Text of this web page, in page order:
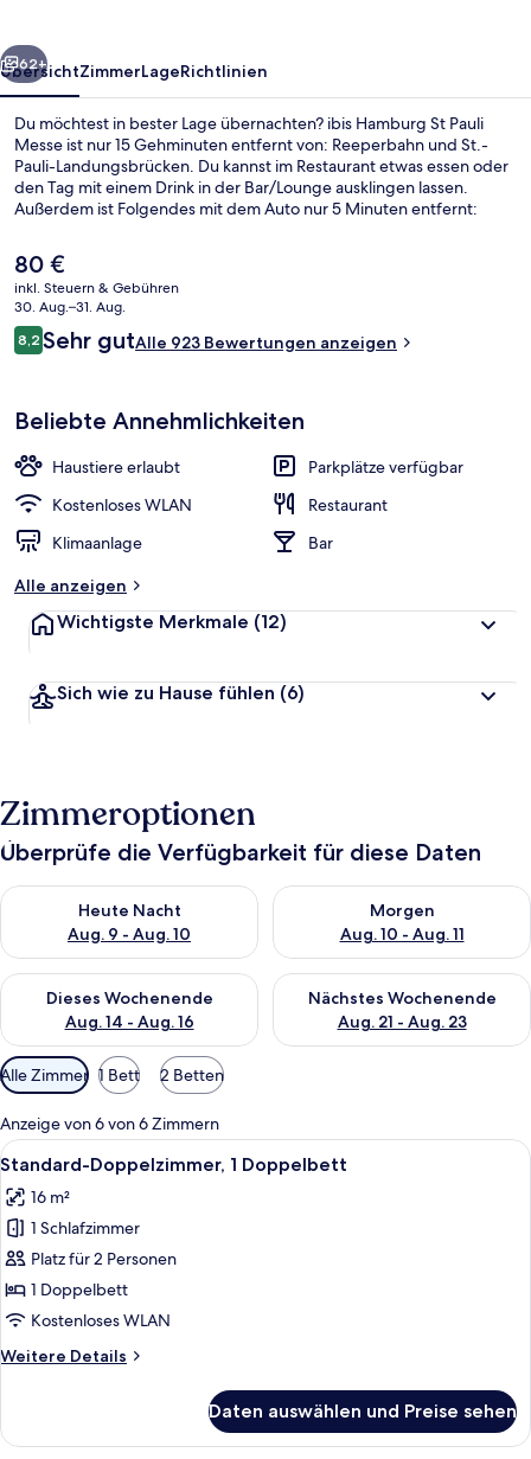
Weiter
62+
ÜbersichtZimmerLageRichtlinien
Du möchtest in bester Lage übernachten? ibis Hamburg St Pauli
Messe ist nur 15 Gehminuten entfernt von: Reeperbahn und St.-
Pauli-Landungsbrücken. Du kannst im Restaurant etwas essen oder
den Tag mit einem Drink in der Bar/Lounge ausklingen lassen.
Außerdem ist Folgendes mit dem Auto nur 5 Minuten entfernt:
mögen das hilfsbereite Personal. Die Unterkunft ist nur einen kurzen
Fußmarsch von den öffentlichen Verkehrsmitteln entfernt: Zur U-
Bahn läuft man 3 Minuten (U-Bahnhof St. Pauli) bzw. 9 Minuten (S-
Bahnhof Reeperbahn).
Der
aktuelle
Preis
beträgt
80 €.
80 €
inkl. Steuern & Gebühren
30. Aug.–31. Aug.
Bewertungen
8,28,2 von 10.
Sehr gutAlle 923 Bewertungen anzeigen
Beliebte Annehmlichkeiten
Haustiere erlaubt
Parkplätze verfügbar
Kostenloses WLAN
Restaurant
Klimaanlage
Bar
Alle anzeigen
Wichtigste Merkmale (12)
Sich wie zu Hause fühlen (6)
Zimmeroptionen
Überprüfe die Verfügbarkeit für diese Daten
Heute Nacht
Aug. 9 - Aug. 10
Überprüfe die Verfügbarkeit für heute Nacht, Aug. 9 - Aug.
Morgen
Aug. 10 - Aug. 11
Überprüfe die Verfügbarkeit
Dieses Wochenende
Aug. 14 - Aug. 16
Überprüfe die Verfügbarkeit für dieses Wochenende, Aug. 14
Nächstes Wochenende
Aug. 21 - Aug. 23
Überprüfe die Verfügbarkeit
Verfügbare
Filter
für
Zimmer
Alle Zimmer 1 Bett 2 Betten
Anzeige von 6 von 6 Zimmern
Alle
Fotos
für
Standard-
Doppelzimmer,
1
Doppelbett
Ein Hotelzimmer mit Bett,
7
Standard-Doppelzimmer, 1 Doppelbett
16 m²
1 Schlafzimmer
Platz für 2 Personen
1 Doppelbett
Kostenloses WLAN
Weitere Details
Weitere
Doppelzimmer,
Daten auswählen und Preise sehen